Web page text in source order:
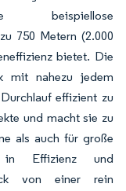
beispiellose
750 Metern (2.000
bietet. Die
mit nahezu jedem
effizient zu
und macht sie zu
als auch für große
in Effizienz und
von einer rein